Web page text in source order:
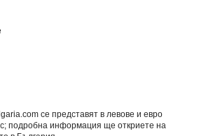
се представят в левове и евро
подробна информация ще откриете на